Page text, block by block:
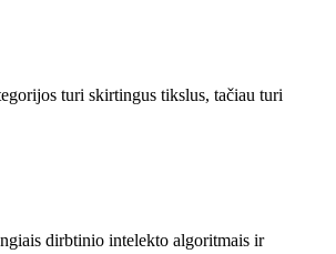
turi skirtingus tikslus, tačiau turi
dirbtinio intelekto algoritmais ir